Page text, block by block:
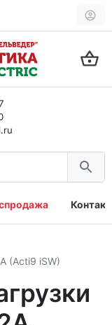
(Acti9 iSW)